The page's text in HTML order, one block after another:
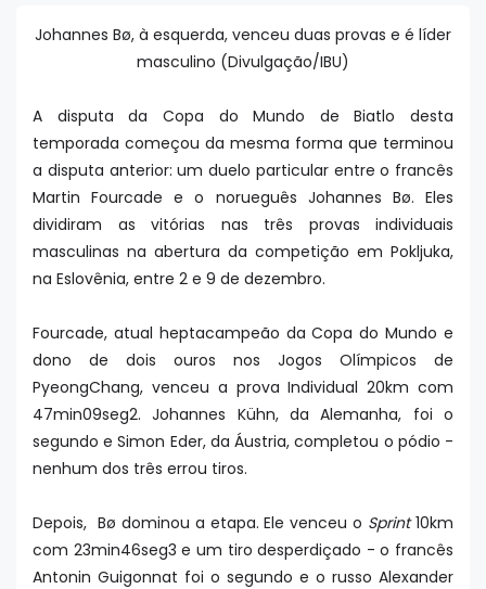
Johannes Bø, à esquerda, venceu duas provas e é líder
masculino (Divulgação/IBU)
A disputa da Copa do Mundo de Biatlo desta
temporada começou da mesma forma que terminou
a disputa anterior: um duelo particular entre o francês
Martin Fourcade e o norueguês Johannes Bø. Eles
dividiram as vitórias nas três provas individuais
masculinas na abertura da competição em Pokljuka,
na Eslovênia, entre 2 e 9 de dezembro.
Fourcade, atual heptacampeão da Copa do Mundo e
dono de dois ouros nos Jogos Olímpicos de
PyeongChang, venceu a prova Individual 20km com
47min09seg2. Johannes Kühn, da Alemanha, foi o
segundo e Simon Eder, da Áustria, completou o pódio -
nenhum dos três errou tiros.
Depois, Bø dominou a etapa. Ele venceu o Sprint10km
com 23min46seg3 e um tiro desperdiçado - o francês
Antonin Guigonnat foi o segundo e o russo Alexander